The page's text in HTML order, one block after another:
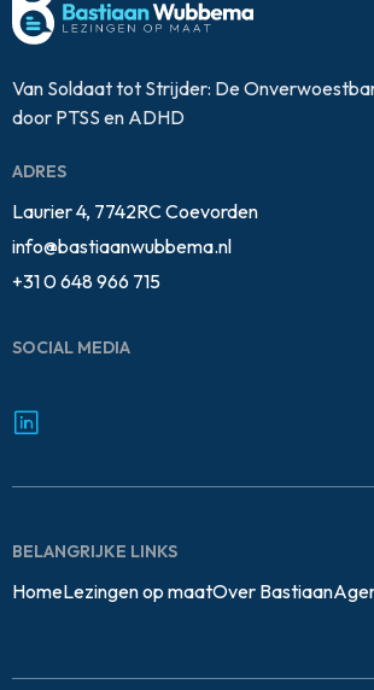
Van Soldaat tot Strijder: De
door PTSS en ADHD
ADRES
Laurier 4, 7742RC Coevorden
info@bastiaanwubbema.nl
+31 0 648 966 715
SOCIAL MEDIA
BELANGRIJKE LINKS
HomeLezingen op maatOver Bastiaan